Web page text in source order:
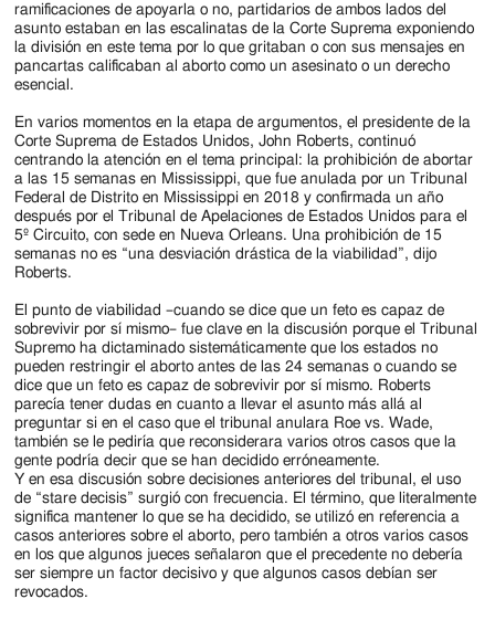
ramificaciones de apoyarla o no, partidarios de ambos lados del
asunto estaban en las escalinatas de la Corte Suprema exponiendo
la división en este tema por lo que gritaban o con sus mensajes en
pancartas calificaban al aborto como un asesinato o un derecho
esencial.
En varios momentos en la etapa de argumentos, el presidente de la
Corte Suprema de Estados Unidos, John Roberts, continuó
centrando la atención en el tema principal: la prohibición de abortar
a las 15 semanas en Mississippi, que fue anulada por un Tribunal
Federal de Distrito en Mississippi en 2018 y confirmada un año
después por el Tribunal de Apelaciones de Estados Unidos para el
5º Circuito, con sede en Nueva Orleans. Una prohibición de 15
semanas no es “una desviación drástica de la viabilidad”, dijo
Roberts.
El punto de viabilidad –cuando se dice que un feto es capaz de
sobrevivir por sí mismo– fue clave en la discusión porque el Tribunal
Supremo ha dictaminado sistemáticamente que los estados no
pueden restringir el aborto antes de las 24 semanas o cuando se
dice que un feto es capaz de sobrevivir por sí mismo. Roberts
parecía tener dudas en cuanto a llevar el asunto más allá al
preguntar si en el caso que el tribunal anulara Roe vs. Wade,
también se le pediría que reconsiderara varios otros casos que la
gente podría decir que se han decidido erróneamente.
Y en esa discusión sobre decisiones anteriores del tribunal, el uso
de “stare decisis” surgió con frecuencia. El término, que literalmente
significa mantener lo que se ha decidido, se utilizó en referencia a
casos anteriores sobre el aborto, pero también a otros varios casos
en los que algunos jueces señalaron que el precedente no debería
ser siempre un factor decisivo y que algunos casos debían ser
revocados.